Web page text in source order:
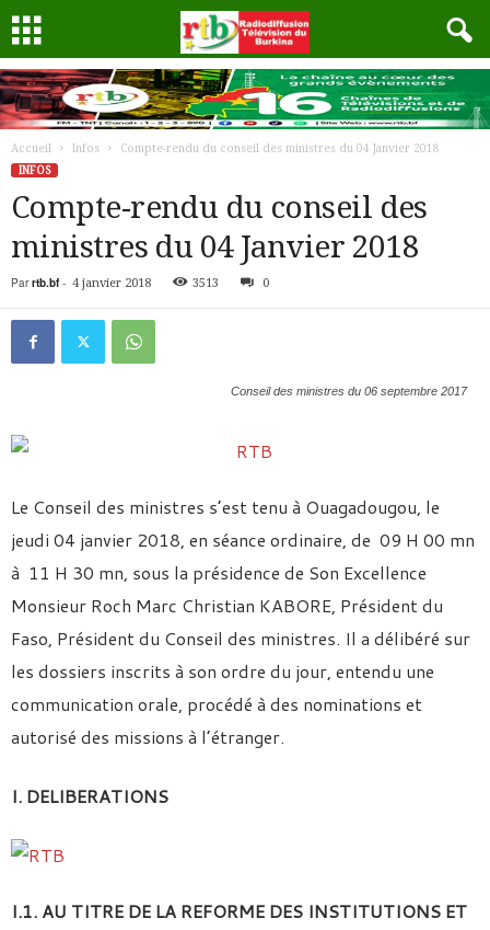
Accueil Infos
Compte-rendu du conseil des ministres du 04 Janvier 2018
INFOS
Compte-rendu du conseil des
ministres du 04 Janvier 2018
Par rtb.bf- 4 janvier 2018 3513 0
Conseil des ministres du 06 septembre 2017
Le Conseil des ministres s’est tenu à Ouagadougou, le
jeudi 04 janvier 2018, en séance ordinaire, de 09 H 00 mn
à 11 H 30 mn, sous la présidence de Son Excellence
Monsieur Roch Marc Christian KABORE, Président du
Faso, Président du Conseil des ministres. Il a délibéré sur
les dossiers inscrits à son ordre du jour, entendu une
communication orale, procédé à des nominations et
autorisé des missions à l’étranger.
I. DELIBERATIONS
I.1. AU TITRE DE LA REFORME DES INSTITUTIONS ET